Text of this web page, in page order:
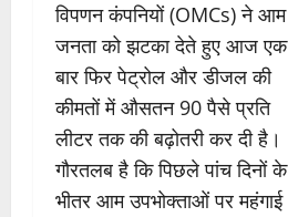
विपणन कंपनियों (OMCs) ने आम
जनता को झटका देते हुए आज एक
बार फिर पेट्रोल और डीजल की
कीमतों में औसतन 90 पैसे प्रति
लीटर तक की बढ़ोतरी कर दी है।
गौरतलब है कि पिछले पांच दिनों के
भीतर आम उपभोक्ताओं पर महंगाई